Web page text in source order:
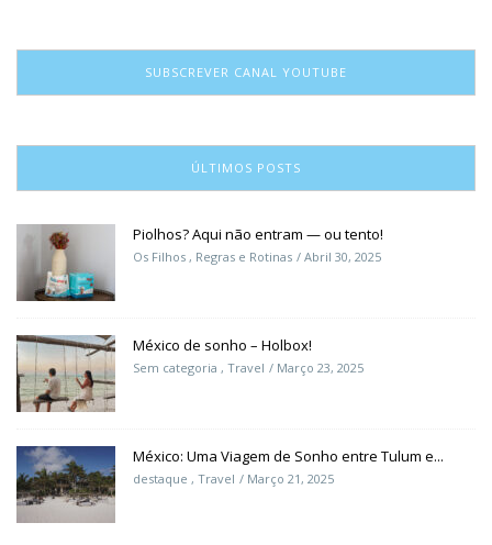
SUBSCREVER CANAL YOUTUBE
ÚLTIMOS POSTS
Piolhos? Aqui não entram — ou tento!
Os Filhos , Regras e Rotinas Abril 30, 2025
México de sonho – Holbox!
Sem categoria , Travel Março 23, 2025
México: Uma Viagem de Sonho entre Tulum e...
destaque , Travel Março 21, 2025